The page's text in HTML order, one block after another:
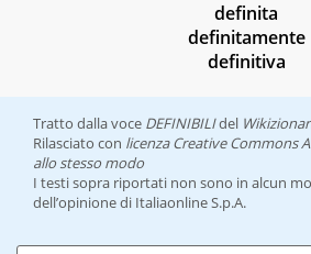
definita
definitamente
definitiva
Tratto dalla voce DEFINIBILIdel
Rilasciato con licenza Creative Commons
allo stesso modo
I testi sopra riportati non sono in alcun
dell’opinione di Italiaonline S.p.A.